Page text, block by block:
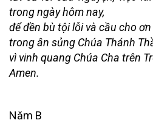
trong ngày hôm nay,
để đền bù tội lỗi và cầu cho
trong ân sủng Chúa Thánh
vì vinh quang Chúa Cha trên
Amen.
Năm B